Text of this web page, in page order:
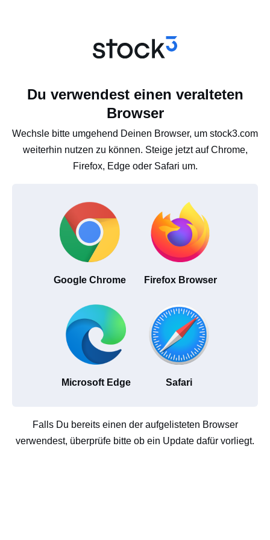
Du verwendest einen veralteten
Browser
Wechsle bitte umgehend Deinen Browser, um stock3.com
weiterhin nutzen zu können. Steige jetzt auf Chrome,
Firefox, Edge oder Safari um.
Google Chrome Firefox Browser
Microsoft Edge Safari
Falls Du bereits einen der aufgelisteten Browser
verwendest, überprüfe bitte ob ein Update dafür vorliegt.